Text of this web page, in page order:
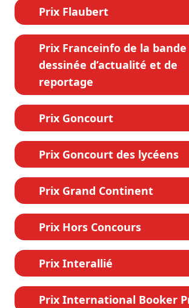
Prix Flaubert
Prix Franceinfo de la bande
dessinée d’actualité et de
reportage
Prix Goncourt
Prix Goncourt des lycéens
Prix Grand Continent
Prix Hors Concours
Prix Interallié
Prix International Booker